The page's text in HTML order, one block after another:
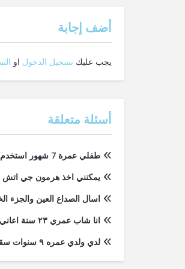
‫أضف إجابة
يجب عليك تسجيل الدخول او
أسئلة متعلقة
طفلي عمرة 7 شهور استخدم حليب سيميلا
يمكنني اخذ هرمون جي اتش
اسال الصداع العين والجزء
انا شاب عمري ٢٣ سنة اعاني اي مشاكل
لدي ولدي عمره ٩ سنوات سقط الارض وتأ